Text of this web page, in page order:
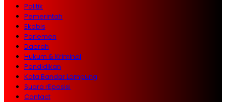
Politik
Pemerintah
Ekobis
Parlemen
Daerah
Hukum & Kriminal
Pendidikan
Kota Bandar Lampung
Suara rEposisi
Contact